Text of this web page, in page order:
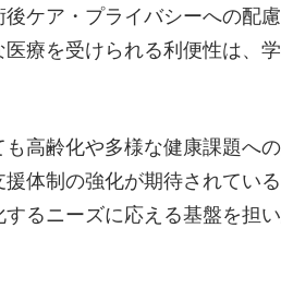
ケア・プライバシーへの配
療を受けられる利便性は、
高齢化や多様な健康課題へ
体制の強化が期待されてい
るニーズに応える基盤を担い